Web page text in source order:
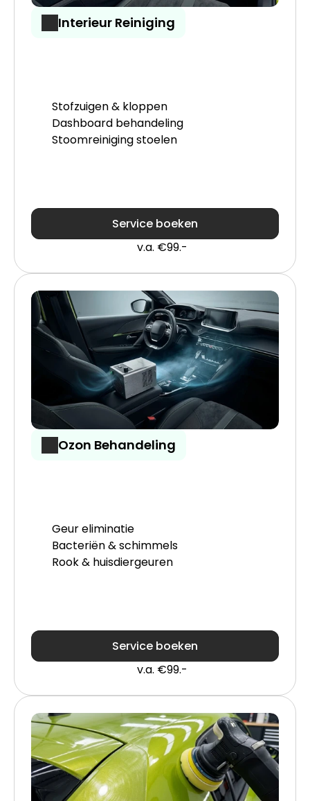
Interieur Reiniging
Stofzuigen & kloppen
Dashboard behandeling
Stoomreiniging stoelen
Service boeken
v.a. €99.-
Ozon Behandeling
Geur eliminatie
Bacteriën & schimmels
Rook & huisdiergeuren
Service boeken
v.a. €99.-